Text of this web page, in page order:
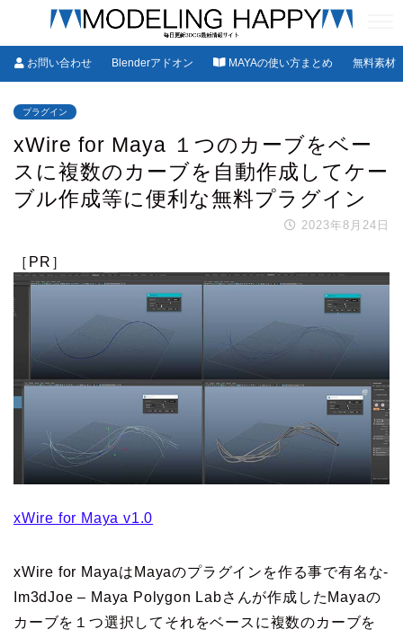
お問い合わせ Blenderアドオン MAYAの使い方まとめ 無料素材
プラグイン
xWire for Maya １つのカーブをベー
スに複数のカーブを自動作成してケー
ブル作成等に便利な無料プラグイン
2023年8月24日
［PR］
xWire for Maya v1.0
xWire for MayaはMayaのプラグインを作る事で有名な-
Im3dJoe – Maya Polygon Labさんが作成したMayaの
カーブを１つ選択してそれをベースに複数のカーブを